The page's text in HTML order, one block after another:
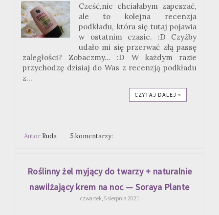
Cześć,nie chciałabym zapeszać,
ale to kolejna recenzja
podkładu, która się tutaj pojawia
w ostatnim czasie. :D Czyżby
udało mi się przerwać złą passę
zaległości? Zobaczmy... :D W każdym razie
przychodzę dzisiaj do Was z recenzją podkładu
z...
CZYTAJ DALEJ »
Autor Ruda 5 komentarzy:
Roślinny żel myjący do twarzy + naturalnie
nawilżający krem na noc — Soraya Plante
czwartek, 5 sierpnia 2021